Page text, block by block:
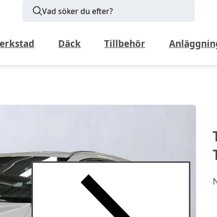
Vad söker du efter?
Däck Tillbehör